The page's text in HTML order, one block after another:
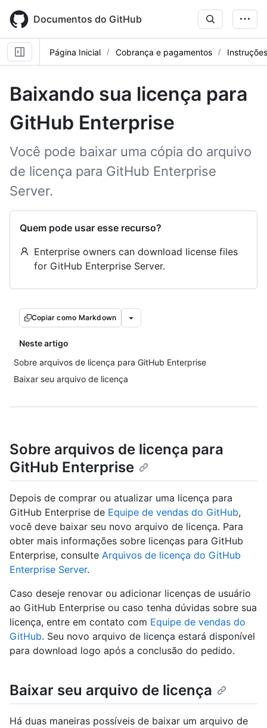
main
content
Documentos do GitHub
Página Inicial Cobrança e pagamentos Instruções
Baixando sua licença para
GitHub Enterprise
Você pode baixar uma cópia do arquivo
de licença para GitHub Enterprise
Server.
Quem pode usar esse recurso?
Enterprise owners can download license files
for GitHub Enterprise Server.
Copiar como Markdown
Neste artigo
Sobre arquivos de licença para GitHub Enterprise
Baixar seu arquivo de licença
Sobre arquivos de licença para
GitHub Enterprise
Depois de comprar ou atualizar uma licença para
GitHub Enterprise de Equipe de vendas do GitHub,
você deve baixar seu novo arquivo de licença. Para
obter mais informações sobre licenças para GitHub
Enterprise, consulte Arquivos de licença do GitHub
Enterprise Server.
Caso deseje renovar ou adicionar licenças de usuário
ao GitHub Enterprise ou caso tenha dúvidas sobre sua
licença, entre em contato com Equipe de vendas do
GitHub. Seu novo arquivo de licença estará disponível
para download logo após a conclusão do pedido.
Baixar seu arquivo de licença
Há duas maneiras possíveis de baixar um arquivo de